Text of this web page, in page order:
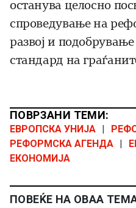
останува целосно
спроведување на
развој и
стандард на
ПОВРЗАНИ ТЕМИ:
ЕВРОПСКА УНИЈА
РЕФОРМСКА АГЕНДА
ЕКОНОМИЈА
ПОВЕЌЕ НА ОВАА